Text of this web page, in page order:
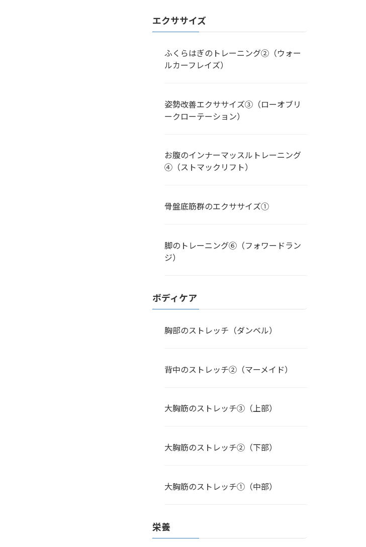
エクササイズ
ふくらはぎのトレーニング②（ウォー
ルカーフレイズ）
姿勢改善エクササイズ③（ローオブリ
ークローテーション）
お腹のインナーマッスルトレーニング
④（ストマックリフト）
骨盤底筋群のエクササイズ➀
脚のトレーニング⑥（フォワードラン
ジ）
ボディケア
胸部のストレッチ（ダンベル）
背中のストレッチ②（マーメイド）
大胸筋のストレッチ③（上部）
大胸筋のストレッチ②（下部）
大胸筋のストレッチ①（中部）
栄養